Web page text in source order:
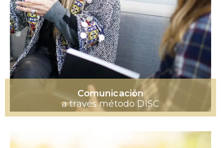
Comunicación
a través método DISC